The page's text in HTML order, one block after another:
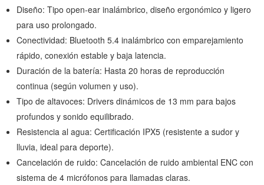
Diseño: Tipo open-ear inalámbrico, diseño ergonómico y ligero
para uso prolongado.
Conectividad: Bluetooth 5.4 inalámbrico con emparejamiento
rápido, conexión estable y baja latencia.
Duración de la batería: Hasta 20 horas de reproducción
continua (según volumen y uso).
Tipo de altavoces: Drivers dinámicos de 13 mm para bajos
profundos y sonido equilibrado.
Resistencia al agua: Certificación IPX5 (resistente a sudor y
lluvia, ideal para deporte).
Cancelación de ruido: Cancelación de ruido ambiental ENC con
sistema de 4 micrófonos para llamadas claras.